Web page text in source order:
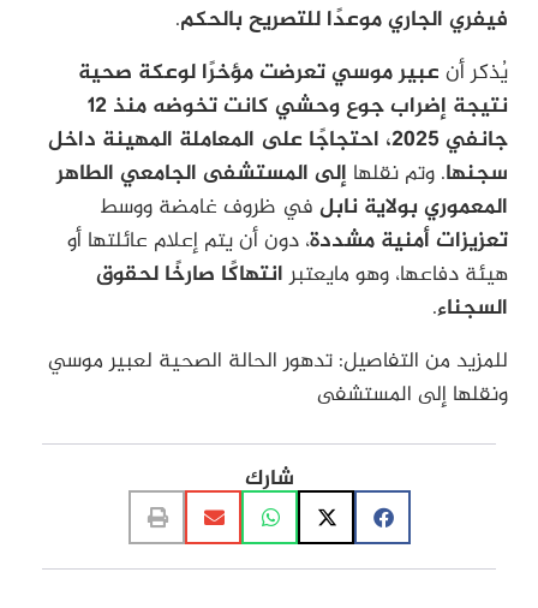
فيفري الجاري موعدًا للتصريح بالحكم.
يُذكر أن عبير موسي تعرضت مؤخرًا لوعكة صحية
نتيجة إضراب جوع وحشي كانت تخوضه منذ 12
جانفي 2025، احتجاجًا على المعاملة المهينة داخل
سجنها. وتم نقلها إلى المستشفى الجامعي الطاهر
المعموري بولاية نابل في ظروف غامضة ووسط
تعزيزات أمنية مشددة، دون أن يتم إعلام عائلتها أو
هيئة دفاعها، وهو مايعتبرانتهاكًا صارخًا لحقوق
السجناء.
للمزيد من التفاصيل: تدهور الحالة الصحية لعبير موسي
ونقلها إلى المستشفى
شارك